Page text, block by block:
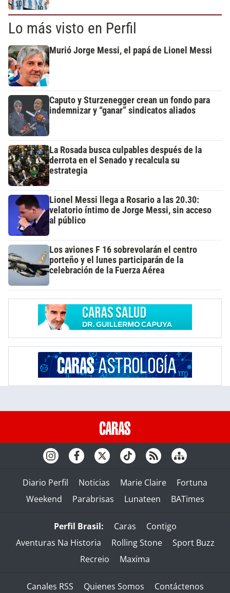
Lo más visto en Perfil
Murió Jorge Messi, el papá de Lionel Messi
Caputo y Sturzenegger crean un fondo para
indemnizar y “ganar” sindicatos aliados
La Rosada busca culpables después de la
derrota en el Senado y recalcula su
estrategia
Lionel Messi llega a Rosario a las 20.30:
velatorio íntimo de Jorge Messi, sin acceso
al público
Los aviones F 16 sobrevolarán el centro
porteño y el lunes participarán de la
celebración de la Fuerza Aérea
Diario Perfil Noticias Marie Claire
Fortuna
Weekend
Parabrisas Lunateen BATimes
Perfil Brasil: Caras
Contigo
Aventuras Na Historia
Rolling Stone
Sport Buzz
Recreio
Maxima
Canales RSS Quienes Somos Contáctenos